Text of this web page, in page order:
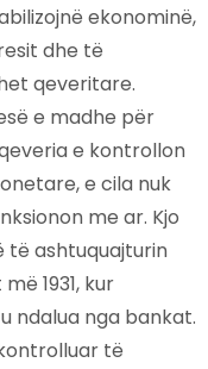
ekonominë,
dhe të
qeveritare.
e madhe për
e kontrollon
e cila nuk
me ar. Kjo
të ashtuquajturin
1931, kur
ndalua nga bankat.
të